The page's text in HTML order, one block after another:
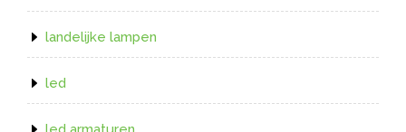
landelijke lampen
led